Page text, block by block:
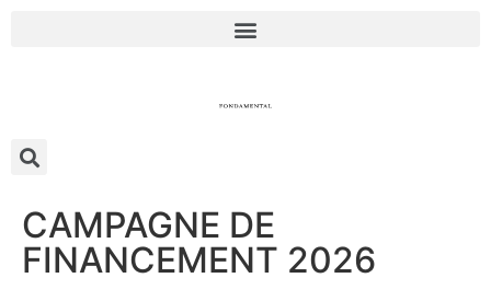
CAMPAGNE DE
FINANCEMENT 2026